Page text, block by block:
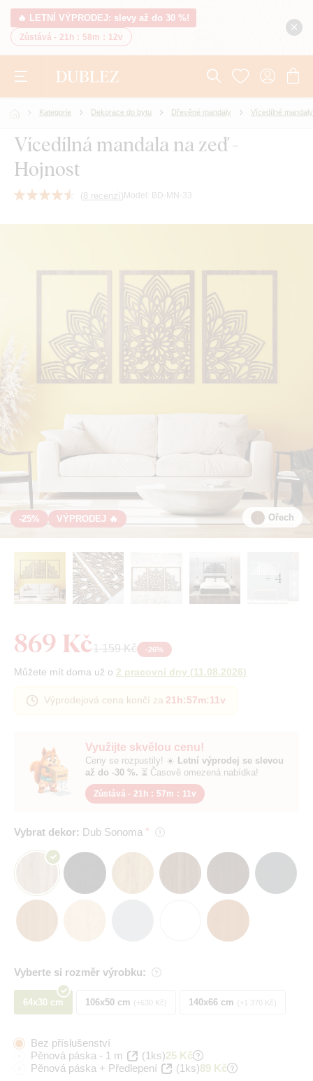
🔥 LETNÍ VÝPRODEJ: slevy až do 30 %!
Zůstává - 21h : 58m : 11v
Kategorie Dekorace do bytu Dřevěné mandaly Vícedílné mandaly
Vícedílná mandala na zeď -
Hojnost
(8 recenzí) Model: BD-MN-33
-25% VÝPRODEJ 🔥 Ořech
+ 4
Využijte skvělou cenu!
Ceny se rozpustily! ☀️ Letní výprodej se slevou
až do -30 %. ⏳ Časově omezená nabídka!
Zůstává - 21h : 57m : 11v
Vybrat dekor: Dub Sonoma
Vyberte si rozměr výrobku:
64x30 cm 106x50 cm +630 Kč 140x66 cm +1 370 Kč
869 Kč1 159 Kč -26%
Můžete mít doma už o 2 pracovní dny (11.08.2026)
Výprodejová cena končí za 21h:57m:11v
Bez příslušenství
Pěnová páska - 1 m
(1ks)25 Kč
Pěnová páska + Předlepení
(1ks)89 Kč